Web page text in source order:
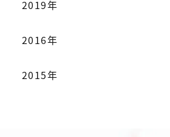
2019年
2016年
2015年